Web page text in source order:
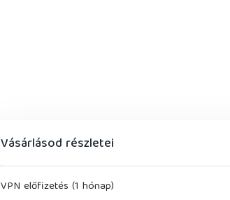
Vásárlásod részletei
VPN előfizetés (1 hónap)